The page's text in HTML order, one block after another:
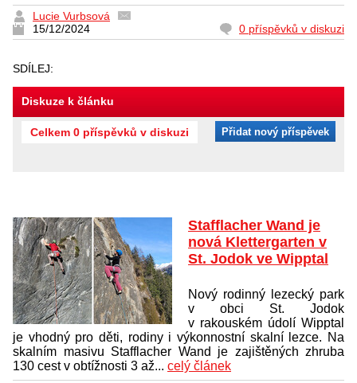
Lucie Vurbsová
15/12/2024
0 příspěvků v diskuzi
SDÍLEJ:
Diskuze k článku
Celkem 0 příspěvků v diskuzi Přidat nový příspěvek
Stafflacher Wand je
nová Klettergarten v
St. Jodok ve Wipptal
Nový rodinný lezecký park
v obci St. Jodok
v rakouském údolí Wipptal
je vhodný pro děti, rodiny i výkonnostní skalní lezce. Na
skalním masivu Stafflacher Wand je zajištěných zhruba
130 cest v obtížnosti 3 až... celý článek